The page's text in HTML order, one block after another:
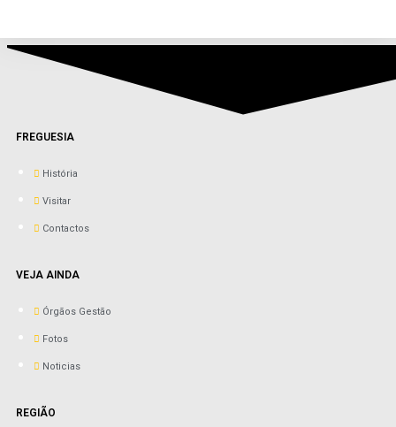
FREGUESIA
História
Visitar
Contactos
VEJA AINDA
Órgãos Gestão
Fotos
Noticias
REGIÃO